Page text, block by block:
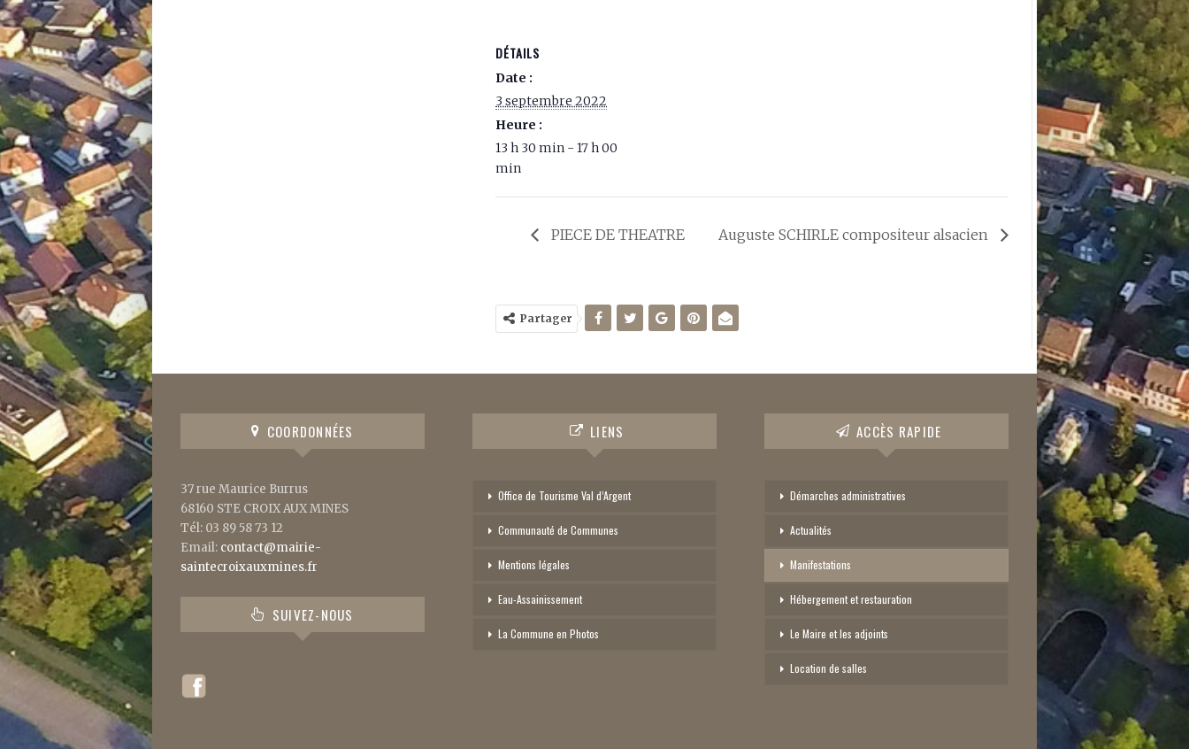
DÉTAILS
Date :
3 septembre 2022
Heure :
13 h 30 min - 17 h 00
min
PIECE DE THEATRE Auguste SCHIRLE compositeur alsacien
Partager
COORDONNÉES
37 rue Maurice Burrus
68160 STE CROIX AUX MINES
Tél: 03 89 58 73 12
Email: contact@mairie-
saintecroixauxmines.fr
SUIVEZ-NOUS
LIENS
Office de Tourisme Val d’Argent
Communauté de Communes
Mentions légales
Eau-Assainissement
La Commune en Photos
ACCÈS RAPIDE
Démarches administratives
Actualités
Manifestations
Hébergement et restauration
Le Maire et les adjoints
Location de salles